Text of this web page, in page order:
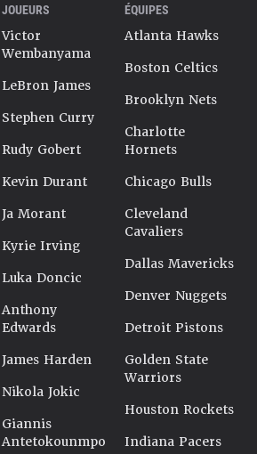
JOUEURS
Victor
Wembanyama
LeBron James
Stephen Curry
Rudy Gobert
Kevin Durant
Ja Morant
Kyrie Irving
Luka Doncic
Anthony
Edwards
James Harden
Nikola Jokic
Giannis
Antetokounmpo
ÉQUIPES
Atlanta Hawks
Boston Celtics
Brooklyn Nets
Charlotte
Hornets
Chicago Bulls
Cleveland
Cavaliers
Dallas Mavericks
Denver Nuggets
Detroit Pistons
Golden State
Warriors
Houston Rockets
Indiana Pacers